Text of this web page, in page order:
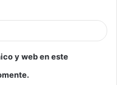
y web en este